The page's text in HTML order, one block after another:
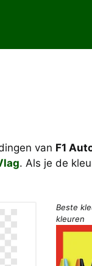
van F1
. Als je de
Beste
kleuren